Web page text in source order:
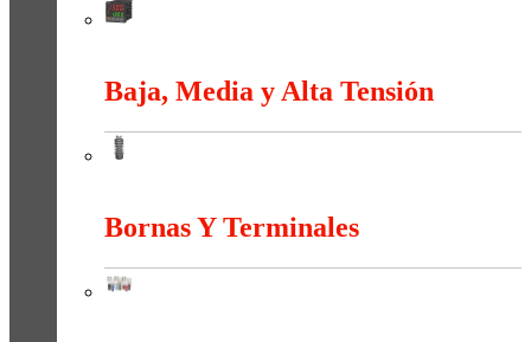
Baja, Media y Alta Tensión
Bornas Y Terminales